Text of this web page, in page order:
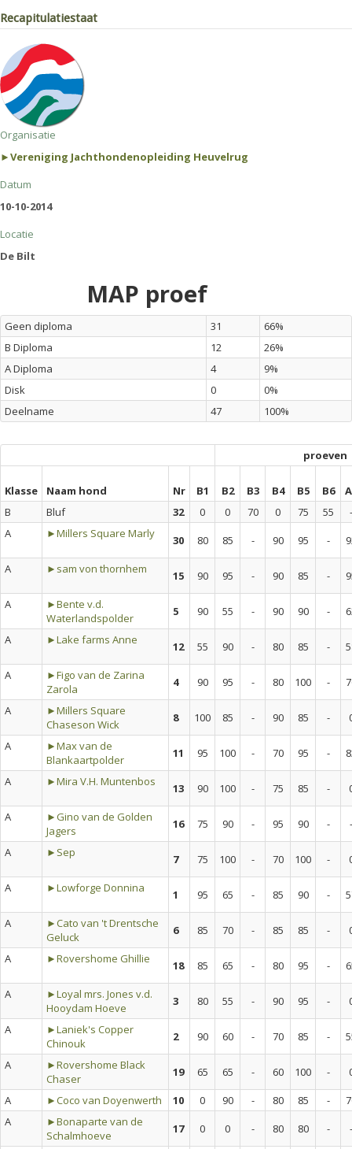
Recapitulatiestaat
Organisatie
►Vereniging Jachthondenopleiding Heuvelrug
Datum
10-10-2014
Locatie
De Bilt
MAP proef
Geen diploma 31
66%
B Diploma
12
26%
A Diploma
4
9%
Disk
0
0%
Deelname
47 100%
proeven
Klasse Naam hond Nr B1 B2 B3 B4 B5 B6
B
Bluf 32 0 0 70 0 75 55
-
A
►Millers Square Marly 30 80 85 - 90 95 -
A
►sam von thornhem 15 90 95 - 90 85 -
A
►Bente v.d.
Waterlandspolder
5 90 55 - 90 90 -
A
►Lake farms Anne 12 55 90 - 80 85 -
A
►Figo van de Zarina
Zarola
4 90 95 - 80 100 -
A
►Millers Square
Chaseson Wick
8 100 85 - 90 85 -
A
►Max van de
Blankaartpolder
11 95 100 - 70 95 -
A
►Mira V.H. Muntenbos 13 90 100 - 75 85 -
A
►Gino van de Golden
Jagers
16 75 90 - 95 90 -
-
A
►Sep 7 75 100 - 70 100 -
A
►Lowforge Donnina 1 95 65 - 85 90 -
A
►Cato van 't Drentsche
Geluck
6 85 70 - 85 85 -
A
►Rovershome Ghillie 18 85 65 - 80 95 -
A
►Loyal mrs. Jones v.d.
Hooydam Hoeve
3 80 55 - 90 95 -
A
►Laniek's Copper
Chinouk
2 90 60 - 70 85 -
A
►Rovershome Black
Chaser
19 65 65 - 60 100 -
A
►Coco van Doyenwerth 10 0 90 - 80 85 -
A
►Bonaparte van de
Schalmhoeve
17 0 0 - 80 80 -
-